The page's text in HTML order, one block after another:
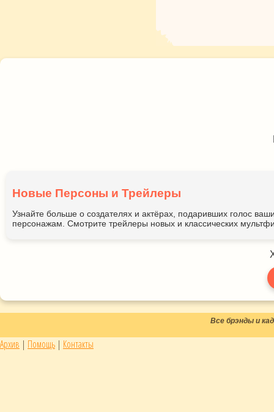
Новые Персоны и Трейлеры
Узнайте больше о создателях и актёрах, подаривших голос
персонажам. Смотрите трейлеры новых и классических
Все брэнды и
Архив | Помощь | Контакты